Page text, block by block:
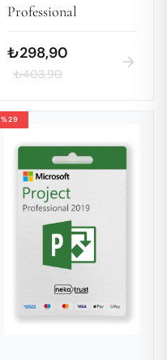
Professional
₺298,90
₺403,90
arrow_forward
%29